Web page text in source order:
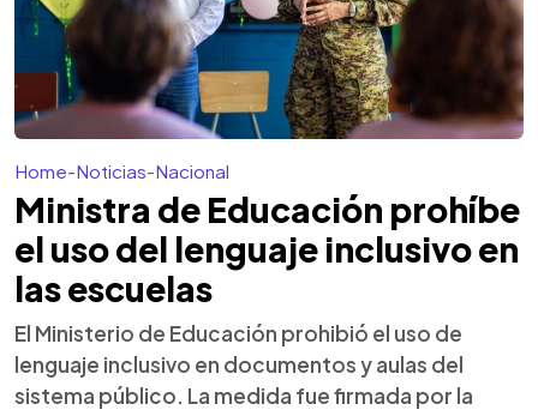
Home-Noticias-Nacional
Ministra de Educación prohíbe
el uso del lenguaje inclusivo en
las escuelas
El Ministerio de Educación prohibió el uso de
lenguaje inclusivo en documentos y aulas del
sistema público. La medida fue firmada por la